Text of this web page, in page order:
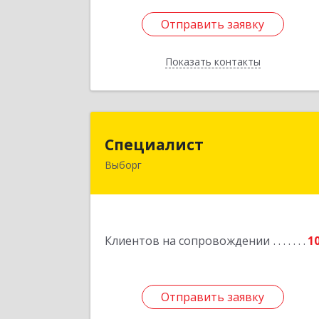
Отправить заявку
Показать контакты
Отправить заявку
Назад
Специалист
Выборг
Клиентов на сопровождении
Отправить заявку
Отправить заявку